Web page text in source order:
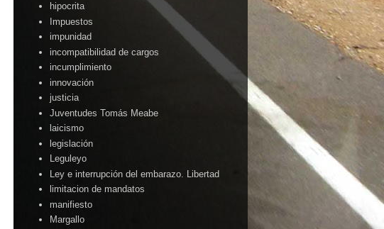
hipocrita
Impuestos
impunidad
incompatibilidad de cargos
incumplimiento
innovación
justicia
Juventudes Tomás Meabe
laicismo
legislación
Leguleyo
Ley e interrupción del embarazo. Libertad
limitacion de mandatos
manifiesto
Margallo